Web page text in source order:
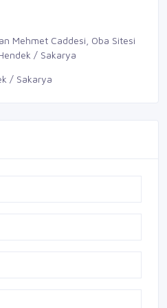
Mehmet Caddesi, Oba Sitesi
/ Sakarya
/ Sakarya